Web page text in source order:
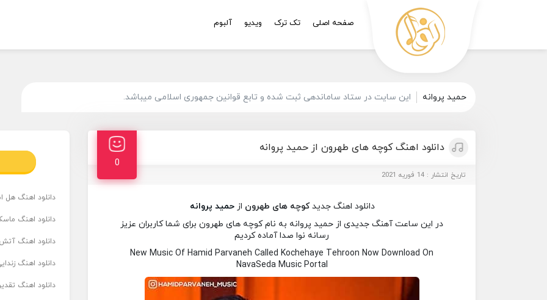
صفحه اصلی تک ترک ویدیو آلبوم
حمید پروانه این سایت در ستاد ساماندهی ثبت شده و تابع قوانین جمهوری اسلامی میباشد.
دانلود اهنگ کوچه های طهرون از حمید پروانه
0
تاریخ انتشار : 14 فوریه 2021
دانلود اهنگ جدیدکوچه های طهرون از حمید پروانه
در این ساعت آهنگ جدیدی از حمید پروانه به نام کوچه های طهرون برای شما کاربران عزیز
رسانه نوا صدا آماده کردیم
New Music Of Hamid Parvaneh Called Kochehaye Tehroon Now Download On
NavaSeda Music Portal
دانلود اهنگ هل
دانلود اهنگ
دانلود اهنگ
دانلود اهنگ
دانلود اهنگ